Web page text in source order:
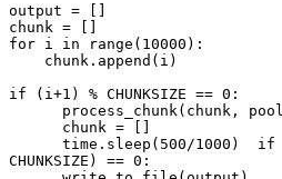
output = []
chunk = []
for i in range(10000):
if (i+1) % CHUNKSIZE ==
CHUNKSIZE) == 0: